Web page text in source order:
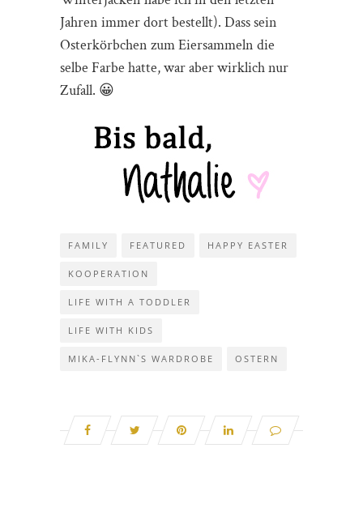
Jahren immer dort bestellt). Dass sein
Osterkörbchen zum Eiersammeln die
selbe Farbe hatte, war aber wirklich nur
Zufall. 😀
FAMILY FEATURED HAPPY EASTER
KOOPERATION
LIFE WITH A TODDLER
LIFE WITH KIDS
MIKA-FLYNN`S WARDROBE OSTERN